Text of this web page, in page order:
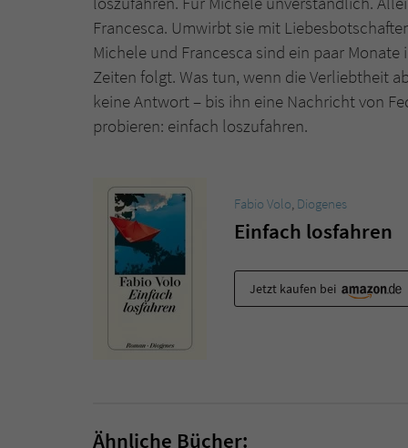
Francesca. Umwirbt sie mit
Michele und Francesca sind ein paar
Zeiten folgt. Was tun, wenn die Verliebtheit
keine Antwort – bis ihn eine Nachricht von
probieren: einfach loszufahren.
Fabio Volo, Diogenes
Einfach losfahren
Jetzt kaufen bei
Ähnliche Bücher: